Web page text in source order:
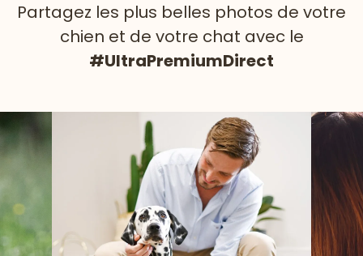
Partagez les plus belles photos de votre
chien et de votre chat avec le
#UltraPremiumDirect